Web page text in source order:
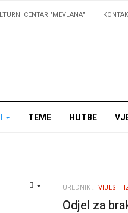
CENTAR "MEVLANA"
TEME HUTBE
UREDNIK VIJESTI
Odjel za